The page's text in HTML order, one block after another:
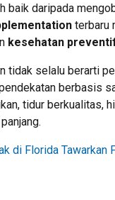
baik daripada
terbaru
kesehatan
tidak selalu berarti
berbasis
tidur berkualitas,
di Florida Tawarkan